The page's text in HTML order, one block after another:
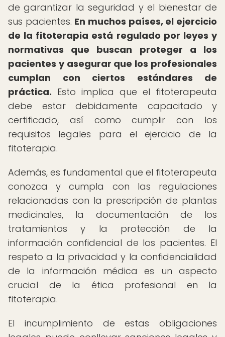
de garantizar la seguridad y el bienestar de
sus pacientes. En muchos países, el ejercicio
de la fitoterapia está regulado por leyes y
normativas que buscan proteger a los
pacientes y asegurar que los profesionales
cumplan con ciertos estándares de
práctica. Esto implica que el fitoterapeuta
debe estar debidamente capacitado y
certificado, así como cumplir con los
requisitos legales para el ejercicio de la
fitoterapia.
Además, es fundamental que el fitoterapeuta
conozca y cumpla con las regulaciones
relacionadas con la prescripción de plantas
medicinales, la documentación de los
tratamientos y la protección de la
información confidencial de los pacientes. El
respeto a la privacidad y la confidencialidad
de la información médica es un aspecto
crucial de la ética profesional en la
fitoterapia.
El incumplimiento de estas obligaciones